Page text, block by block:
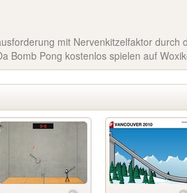
mit Nervenkitzelfaktor durch
Bomb Pong kostenlos spielen auf